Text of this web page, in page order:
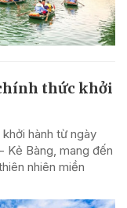
thức khởi
hành từ ngày
Kẻ Bàng, mang đến
nhiên miền